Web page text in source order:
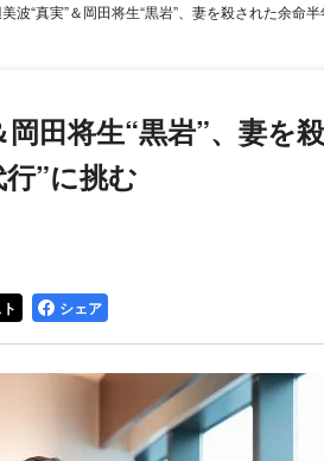
波“真実”＆岡田将生“黒岩”、妻を殺された余命半年の男(伊武雅刀)
岡田将生“黒岩”、妻を
”に挑む
シェア